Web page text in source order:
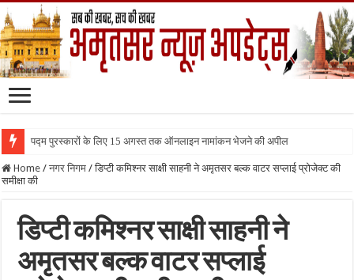
पद्म पुरस्कारों के लिए 15 अगस्त तक ऑनलाइन नामांकन भेजने की अपील
Home / नगर निगम / डिप्टी कमिश्नर साक्षी साहनी ने अमृतसर बल्क वाटर सप्लाई प्रोजेक्ट की
समीक्षा की
डिप्टी कमिश्नर साक्षी साहनी ने
अमृतसर बल्क वाटर सप्लाई